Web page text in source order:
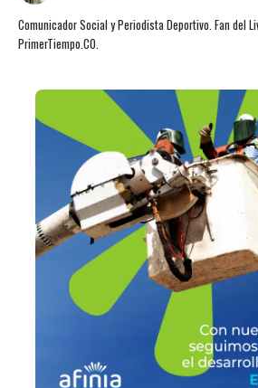
Comunicador Social y Periodista Deportivo. Fan del
PrimerTiempo.CO.